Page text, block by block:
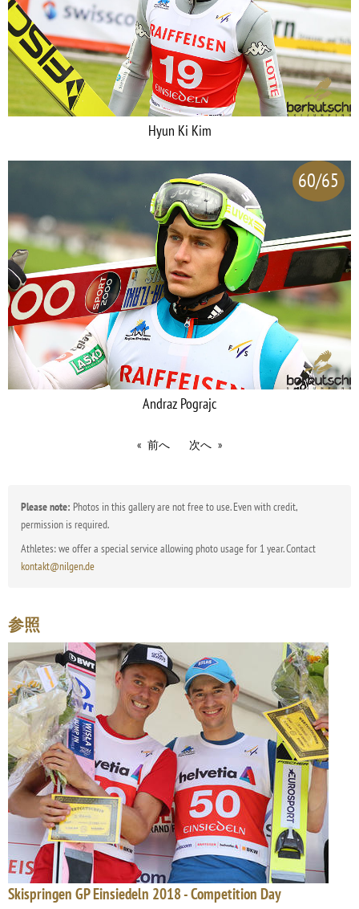
Hyun Ki Kim
60/65
Andraz Pograjc
前へ 次へ
Please note: Photos in this gallery are not free to use. Even with credit,
permission is required.
Athletes: we offer a special service allowing photo usage for 1 year. Contact
kontakt@nilgen.de
参照
Skispringen GP Einsiedeln 2018 - Competition Day